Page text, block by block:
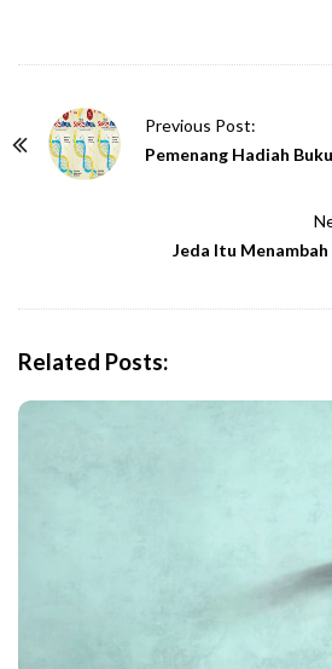
Previous Post:
Pemenang Hadiah
Jeda Itu Menambah
Related Posts: